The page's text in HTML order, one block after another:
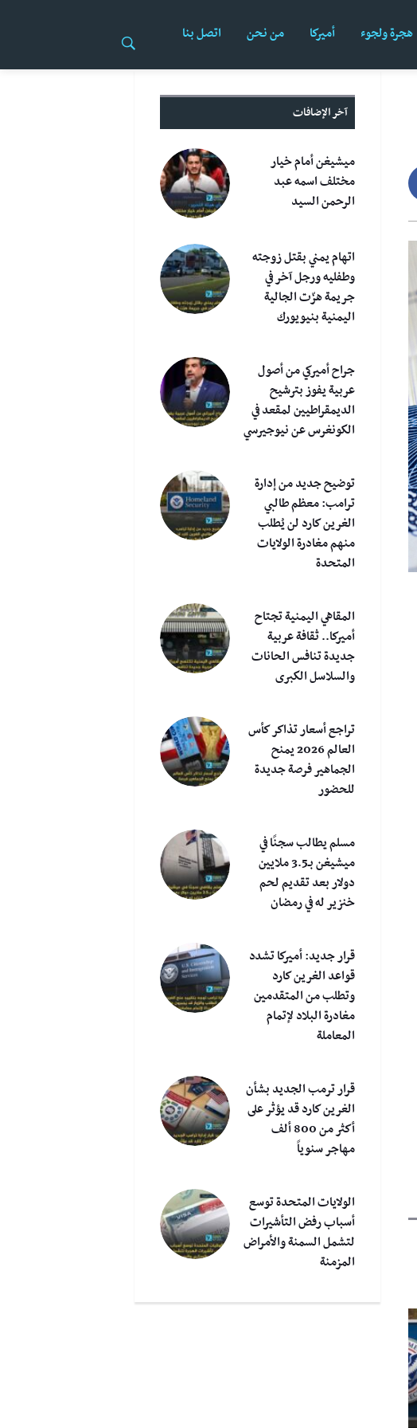
هجرة ولجوء أميركا من نحن اتصل بنا
آخر الإضافات
ميشيغن أمام خيار
مختلف اسمه عبد
الرحمن السيد
اتهام يمني بقتل زوجته
وطفليه ورجل آخر في
جريمة هزّت الجالية
اليمنية بنيويورك
جراح أميركي من أصول
عربية يفوز بترشيح
الديمقراطيين لمقعد في
الكونغرس عن نيوجيرسي
توضيح جديد من إدارة
ترامب: معظم طالبي
الغرين كارد لن يُطلب
منهم مغادرة الولايات
المتحدة
المقاهي اليمنية تجتاح
أميركا.. ثقافة عربية
جديدة تنافس الحانات
والسلاسل الكبرى
تراجع أسعار تذاكر كأس
العالم 2026 يمنح
الجماهير فرصة جديدة
للحضور
مسلم يطالب سجنًا في
ميشيغن بـ3.5 ملايين
دولار بعد تقديم لحم
خنزير له في رمضان
قرار جديد: أميركا تشدد
قواعد الغرين كارد
وتطلب من المتقدمين
مغادرة البلاد لإتمام
المعاملة
قرار ترمب الجديد بشأن
الغرين كارد قد يؤثر على
أكثر من 800 ألف
مهاجر سنوياً
الولايات المتحدة توسع
أسباب رفض التأشيرات
لتشمل السمنة والأمراض
المزمنة